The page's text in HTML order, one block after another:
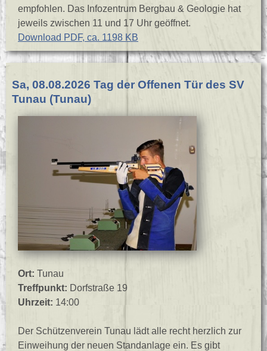
empfohlen. Das Infozentrum Bergbau & Geologie hat
jeweils zwischen 11 und 17 Uhr geöffnet.
Download PDF, ca. 1198 KB
Sa, 08.08.2026 Tag der Offenen Tür des SV
Tunau (Tunau)
Ort: Tunau
Treffpunkt: Dorfstraße 19
Uhrzeit: 14:00
Der Schützenverein Tunau lädt alle recht herzlich zur
Einweihung der neuen Standanlage ein. Es gibt